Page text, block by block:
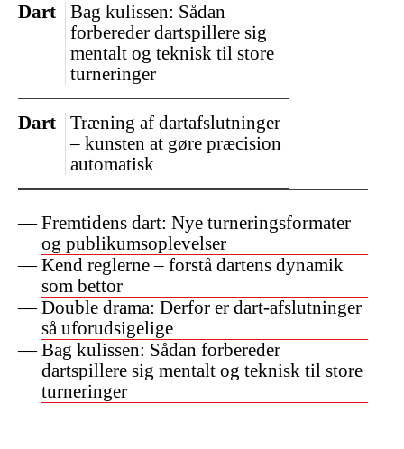
Fremtidens dart: Nye turneringsformater
og publikumsoplevelser
Kend reglerne – forstå dartens dynamik
som bettor
Double drama: Derfor er dart-afslutninger
så uforudsigelige
Bag kulissen: Sådan forbereder
dartspillere sig mentalt og teknisk til store
turneringer
Bag kulissen: Sådan
forbereder dartspillere sig
mentalt og teknisk til store
turneringer
Dart
Træning af dartafslutninger
– kunsten at gøre præcision
automatisk
Dart